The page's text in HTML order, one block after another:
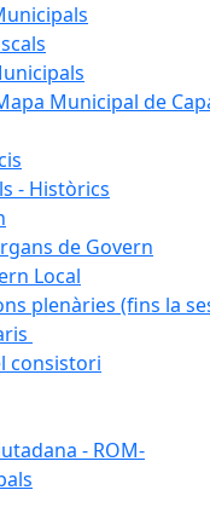
Municipal de
- Històrics
de Govern
Local
plenàries (fins la
consistori
- ROM-